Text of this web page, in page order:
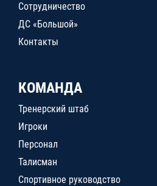
Сотрудничество
ДС «Большой»
Контакты
КОМАНДА
Тренерский штаб
Игроки
Персонал
Талисман
Спортивное руководство